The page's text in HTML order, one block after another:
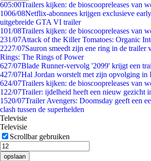
605:00Trailers kijken: de bioscoopreleases van
1006/08Netflix-abonnees krijgen exclusieve
uitgebreide GTA VI trailer
101/08Trailers kijken: de bioscoopreleases van
231/07Attack of the Killer Tomatoes: Organic
2227/07Sauron smeedt zijn ene ring in de trailer
Rings: The Rings of Power
627/07Blade Runner-vervolg '2099' krijgt een
427/07Hal Jordan worstelt met zijn opvolging in
624/07Trailers kijken: de bioscoopreleases van
1 22/07Trailer: ijdelheid heeft een nieuw gezicht
1520/07Trailer Avengers: Doomsday geeft een
clash tussen de superhelden
Televisie
Televisie
Scrollbar gebruiken
opslaan